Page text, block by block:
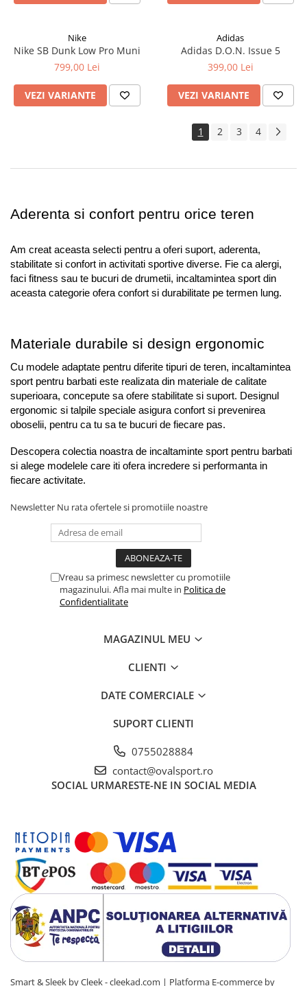
Nike
Nike SB Dunk Low Pro Muni
799,00 Lei
VEZI VARIANTE
Adidas
Adidas D.O.N. Issue 5
399,00 Lei
VEZI VARIANTE
1 2 3 4
Aderenta si confort pentru orice teren
Am creat aceasta selecti pentru a oferi suport, aderenta,
stabilitate si confort in activitati sportive diverse. Fie ca alergi,
faci fitness sau te bucuri de drumetii, incaltamintea sport din
aceasta categorie ofera confort si durabilitate pe termen lung.
Materiale durabile si design ergonomic
Cu modele adaptate pentru diferite tipuri de teren, incaltamintea
sport pentru barbati este realizata din materiale de calitate
superioara, concepute sa ofere stabilitate si suport. Designul
ergonomic si talpile speciale asigura confort si prevenirea
oboselii, pentru ca tu sa te bucuri de fiecare pas.
Descopera colectia noastra de incaltaminte sport pentru barbati
si alege modelele care iti ofera incredere si performanta in
fiecare activitate.
Newsletter Nu rata ofertele si promotiile noastre
Vreau sa primesc newsletter cu promotiile
magazinului. Afla mai multe in Politica de
Confidentialitate
MAGAZINUL MEU
CLIENTI
DATE COMERCIALE
SUPORT CLIENTI
0755028884
contact@ovalsport.ro
SOCIAL URMARESTE-NE IN SOCIAL MEDIA
Smart & Sleek by Cleek - cleekad.com | Platforma E-commerce by